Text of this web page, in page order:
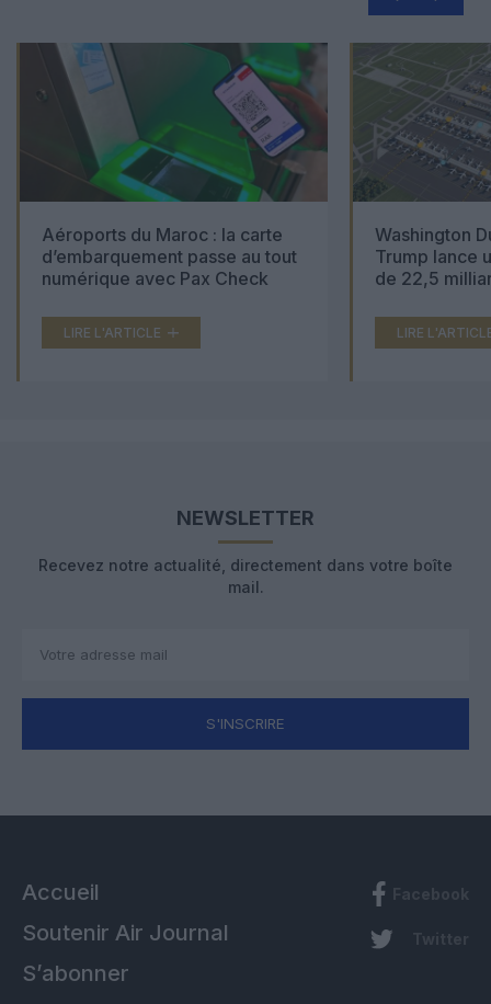
Aéroports du Maroc : la carte
d’embarquement passe au tout
numérique avec Pax Check
LIRE L'ARTICLE
Washington
Trump lance
de 22,5
LIRE
NEWSLETTER
Recevez notre actualité, directement dans votre boîte
mail.
S'INSCRIRE
Accueil
Soutenir Air Journal
S’abonner